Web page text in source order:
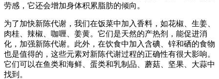
劳感，它还会增加身体积累脂肪的倾向。
为了加快新陈代谢，我们在饭菜中加入香料，如花椒、生姜、
肉桂、辣椒、咖喱、姜黄。它们是天然的产热剂，能促进消
化，加强新陈代谢。此外，在饮食中加入含碘、锌和硒的食物
也是值得的，这些元素对新陈代谢过程的正确性有很大影响。
它们可以在鱼类和海鲜、蛋类和乳制品、蘑菇、坚果、大蒜中
找到。